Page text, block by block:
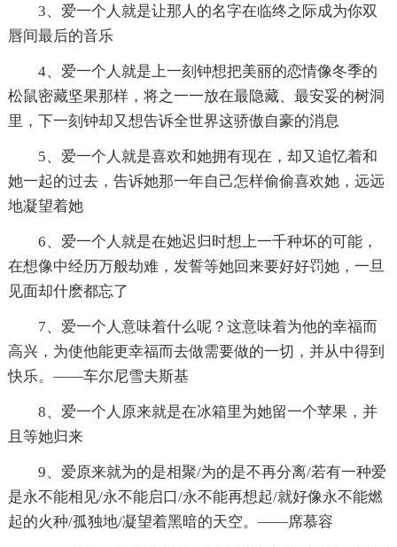
3、爱一个人就是让那人的名字在临终之际成为你双
唇间最后的音乐
4、爱一个人就是上一刻钟想把美丽的恋情像冬季的
松鼠密藏坚果那样，将之一一放在最隐藏、最安妥的树洞
里，下一刻钟却又想告诉全世界这骄傲自豪的消息
5、爱一个人就是喜欢和她拥有现在，却又追忆着和
她一起的过去，告诉她那一年自己怎样偷偷喜欢她，远远
地凝望着她
6、爱一个人就是在她迟归时想上一千种坏的可能，
在想像中经历万般劫难，发誓等她回来要好好罚她，一旦
见面却什麽都忘了
7、爱一个人意味着什么呢？这意味着为他的幸福而
高兴，为使他能更幸福而去做需要做的一切，并从中得到
快乐。——车尔尼雪夫斯基
8、爱一个人原来就是在冰箱里为她留一个苹果，并
且等她归来
9、爱原来就为的是相聚/为的是不再分离/若有一种爱
是永不能相见/永不能启口/永不能再想起/就好像永不能燃
起的火种/孤独地/凝望着黑暗的天空。——席慕容